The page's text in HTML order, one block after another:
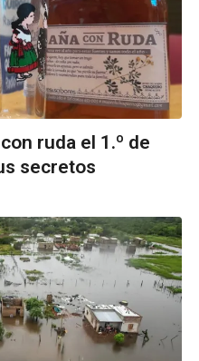
ruda el 1.º de
secretos